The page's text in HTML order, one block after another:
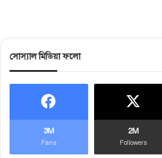
সোস্যাল মিডিয়া ফলো
3M
Fans
2M
Followers